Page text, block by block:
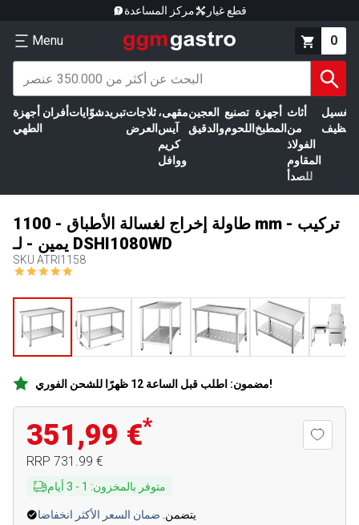
مركز المساعدة قطع غيار
Menu 0
أجهزة
الطهي
أفران شوّاياتتبريدثلاجات
العرض
مقهى،
آيس
كريم
ووافل
العجين
والدقيق
تصنيع
اللحوم
أجهزة
المطبخ
أثاث
من
الفولاذ
المقاوم
للصدأ
الغسيل
طاولة إخراج لغسالة الأطباق - 1100 mm - تركيب
يمين - لـ DSHI1080WD
SKU ATRI1158
مضمون: اطلب قبل الساعة 12 ظهرًا للشحن الفوري!
351,99 €*
RRP ‏731.99 €
متوفر بالمخزون:
1
-
3 أيام
يتضمن. ضمان السعر الأكثر انخفاضا